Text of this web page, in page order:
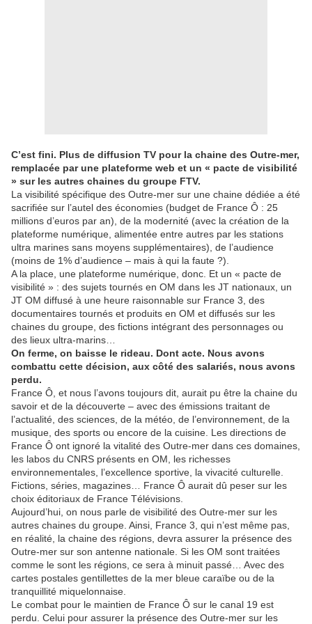
C’est fini. Plus de diffusion TV pour la chaine des Outre-mer,
remplacée par une plateforme web et un « pacte de visibilité
» sur les autres chaines du groupe FTV.
La visibilité spécifique des Outre-mer sur une chaine dédiée a été
sacrifiée sur l’autel des économies (budget de France Ô : 25
millions d’euros par an), de la modernité (avec la création de la
plateforme numérique, alimentée entre autres par les stations
ultra marines sans moyens supplémentaires), de l’audience
(moins de 1% d’audience – mais à qui la faute ?).
A la place, une plateforme numérique, donc. Et un « pacte de
visibilité » : des sujets tournés en OM dans les JT nationaux, un
JT OM diffusé à une heure raisonnable sur France 3, des
documentaires tournés et produits en OM et diffusés sur les
chaines du groupe, des fictions intégrant des personnages ou
des lieux ultra-marins…
On ferme, on baisse le rideau. Dont acte. Nous avons
combattu cette décision, aux côté des salariés, nous avons
perdu.
France Ô, et nous l’avons toujours dit, aurait pu être la chaine du
savoir et de la découverte – avec des émissions traitant de
l’actualité, des sciences, de la météo, de l’environnement, de la
musique, des sports ou encore de la cuisine. Les directions de
France Ô ont ignoré la vitalité des Outre-mer dans ces domaines,
les labos du CNRS présents en OM, les richesses
environnementales, l’excellence sportive, la vivacité culturelle.
Fictions, séries, magazines… France Ô aurait dû peser sur les
choix éditoriaux de France Télévisions.
Aujourd’hui, on nous parle de visibilité des Outre-mer sur les
autres chaines du groupe. Ainsi, France 3, qui n’est même pas,
en réalité, la chaine des régions, devra assurer la présence des
Outre-mer sur son antenne nationale. Si les OM sont traitées
comme le sont les régions, ce sera à minuit passé… Avec des
cartes postales gentillettes de la mer bleue caraïbe ou de la
tranquillité miquelonnaise.
Le combat pour le maintien de France Ô sur le canal 19 est
perdu. Celui pour assurer la présence des Outre-mer sur les